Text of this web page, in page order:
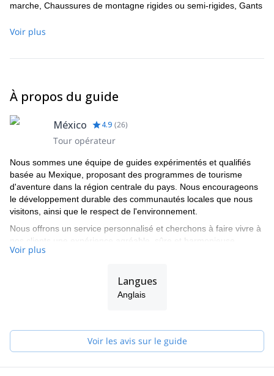
marche, Chaussures de montagne rigides ou semi-rigides, Gants
Voir plus
À propos du guide
México 4.9 (26)
Tour opérateur
Nous sommes une équipe de guides expérimentés et qualifiés
basée au Mexique, proposant des programmes de tourisme
d'aventure dans la région centrale du pays. Nous encourageons
le développement durable des communautés locales que nous
visitons, ainsi que le respect de l'environnement.
Nous offrons un service personnalisé et cherchons à faire vivre à
nos clients une expérience agréable, sûre et harmonieuse.
Contactez nous et nous vous emmènerons dans une aventure
Voir plus
Langues
Anglais
Voir les avis sur le guide